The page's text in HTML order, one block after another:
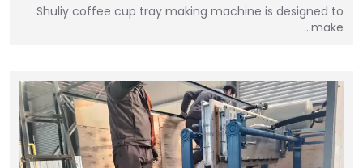
Shuliy coffee cup tray making machine is designed to
make…